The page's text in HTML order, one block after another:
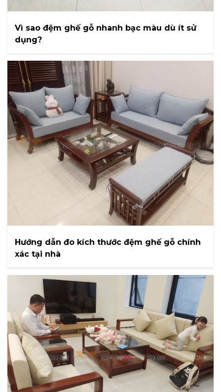
Vì sao đệm ghế gỗ nhanh bạc màu dù ít sử
dụng?
Hướng dẫn đo kích thước đệm ghế gỗ chính
xác tại nhà